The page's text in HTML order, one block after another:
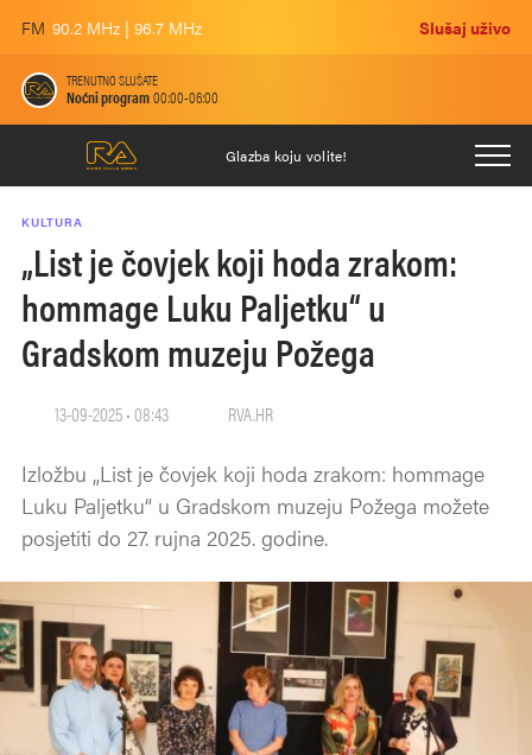
FM 90.2 MHz | 96.7 MHz Slušaj uživo
TRENUTNO SLUŠATE
Noćni program00:00-06:00
Glazba koju volite!
KULTURA
„List je čovjek koji hoda zrakom:
hommage Luku Paljetku“ u
Gradskom muzeju Požega
13-09-2025 • 08:43 RVA.HR
Izložbu „List je čovjek koji hoda zrakom: hommage
Luku Paljetku“ u Gradskom muzeju Požega možete
posjetiti do 27. rujna 2025. godine.